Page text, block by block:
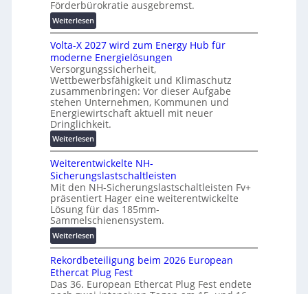
n
g
s
l
ö
s
u
n
g
e
n
h
u
t
z
u
n
d
d
i
g
i
t
a
l
e
T
r
a
n
s
p
a
r
e
Förderbürokratie ausgebremst.
Weiterlesen:
M
a
s
c
h
i
n
e
n
b
u
:
F
o
r
s
c
h
u
n
g
Volta-X 2027 wird zum Energy Hub für
moderne Energielösungen
Versorgungssicherheit,
Wettbewerbsfähigkeit und Klimaschutz
zusammenbringen: Vor dieser Aufgabe
stehen Unternehmen, Kommunen und
Energiewirtschaft aktuell mit neuer
Dringlichkeit.
Weiterlesen:
V
o
l
t
a
-
X
2
0
2
7
w
Weiterentwickelte NH-
Sicherungslastschaltleisten
Mit den NH-Sicherungslastschaltleisten Fv+
präsentiert Hager eine weiterentwickelte
Lösung für das 185mm-
Sammelschienensystem.
Weiterlesen:
W
e
i
t
Rekordbeteiligung beim 2026 European
Ethercat Plug Fest
Das 36. European Ethercat Plug Fest endete